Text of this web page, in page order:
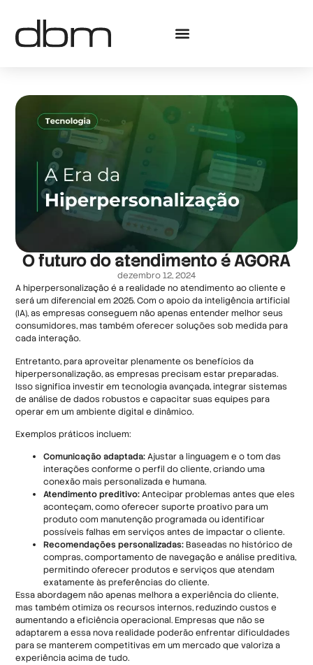
O futuro do atendimento é AGORA
dezembro 12, 2024
A hiperpersonalização é a realidade no atendimento ao cliente e
será um diferencial em 2025. Com o apoio da inteligência artificial
(IA), as empresas conseguem não apenas entender melhor seus
consumidores, mas também oferecer soluções sob medida para
cada interação.
Entretanto, para aproveitar plenamente os benefícios da
hiperpersonalização, as empresas precisam estar preparadas.
Isso significa investir em tecnologia avançada, integrar sistemas
de análise de dados robustos e capacitar suas equipes para
operar em um ambiente digital e dinâmico.
Exemplos práticos incluem:
Comunicação adaptada:Ajustar a linguagem e o tom das
interações conforme o perfil do cliente, criando uma
conexão mais personalizada e humana.
Atendimento preditivo:Antecipar problemas antes que eles
aconteçam, como oferecer suporte proativo para um
produto com manutenção programada ou identificar
possíveis falhas em serviços antes de impactar o cliente.
Recomendações personalizadas:Baseadas no histórico de
compras, comportamento de navegação e análise preditiva,
permitindo oferecer produtos e serviços que atendam
exatamente às preferências do cliente.
Essa abordagem não apenas melhora a experiência do cliente,
mas também otimiza os recursos internos, reduzindo custos e
aumentando a eficiência operacional. Empresas que não se
adaptarem a essa nova realidade poderão enfrentar dificuldades
para se manterem competitivas em um mercado que valoriza a
experiência acima de tudo.